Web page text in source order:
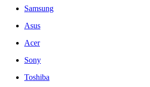
Samsung
Asus
Acer
Sony
Toshiba